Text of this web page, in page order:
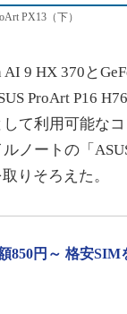
PX13（下）
9 HX 370と
ProArt P16
て利用可能な
ノートの「
りそろえた。
850円～ 格安